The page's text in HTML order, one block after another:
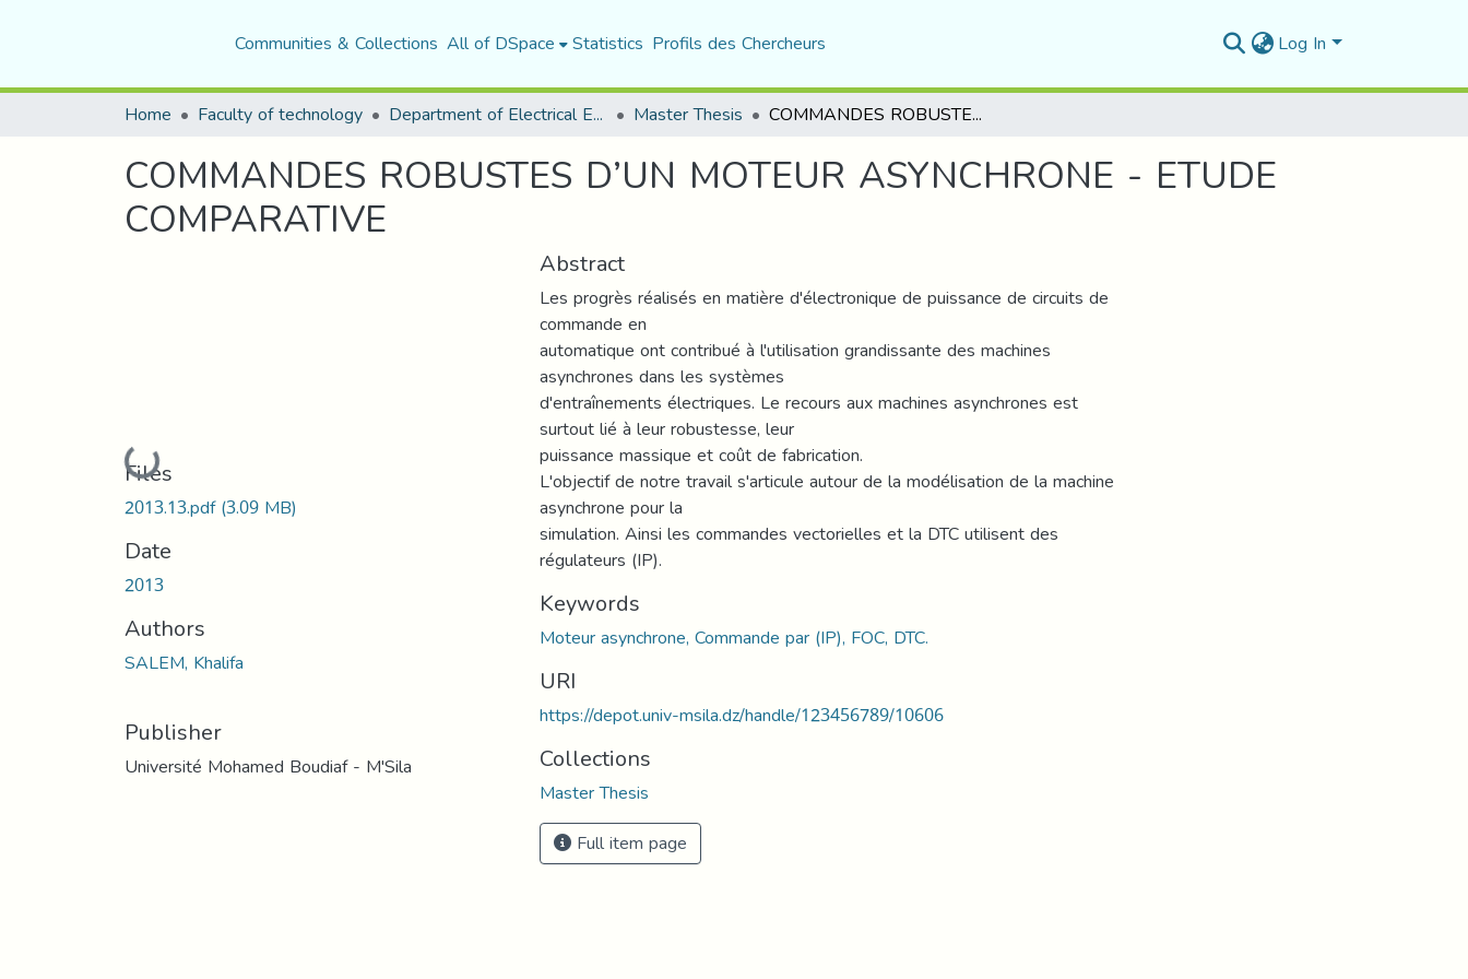
Communities & Collections All of DSpace Statistics Profils des Chercheurs Log In
Home Faculty of technology Department of Electrical Engineering Master Thesis COMMANDES ROBUSTES D’UN MOTEUR ASYNCHRONE - ETUDE COMPARATIVE
COMMANDES ROBUSTES D’UN MOTEUR ASYNCHRONE - ETUDE
COMPARATIVE
Loading...
Files
2013.13.pdf(3.09 MB)
Date
2013
Authors
SALEM, Khalifa
Publisher
Université Mohamed Boudiaf - M'Sila
Abstract
Les progrès réalisés en matière d'électronique de puissance de circuits de
commande en
automatique ont contribué à l'utilisation grandissante des machines
asynchrones dans les systèmes
d'entraînements électriques. Le recours aux machines asynchrones est
surtout lié à leur robustesse, leur
puissance massique et coût de fabrication.
L'objectif de notre travail s'articule autour de la modélisation de la machine
asynchrone pour la
simulation. Ainsi les commandes vectorielles et la DTC utilisent des
régulateurs (IP).
Keywords
Moteur asynchrone, Commande par (IP), FOC, DTC.
URI
https://depot.univ-msila.dz/handle/123456789/10606
Collections
Master Thesis
Full item page